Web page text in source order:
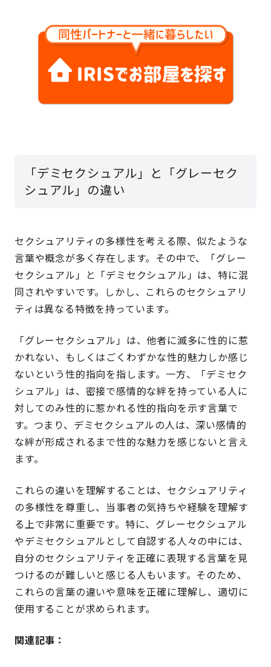
「デミセクシュアル」と「グレーセク
シュアル」の違い
セクシュアリティの多様性を考える際、似たような
言葉や概念が多く存在します。その中で、「グレー
セクシュアル」と「デミセクシュアル」は、特に混
同されやすいです。しかし、これらのセクシュアリ
ティは異なる特徴を持っています。
「グレーセクシュアル」は、他者に滅多に性的に惹
かれない、もしくはごくわずかな性的魅力しか感じ
ないという性的指向を指します。一方、「デミセク
シュアル」は、密接で感情的な絆を持っている人に
対してのみ性的に惹かれる性的指向を示す言葉で
す。つまり、デミセクシュアルの人は、深い感情的
な絆が形成されるまで性的な魅力を感じないと言え
ます。
これらの違いを理解することは、セクシュアリティ
の多様性を尊重し、当事者の気持ちや経験を理解す
る上で非常に重要です。特に、グレーセクシュアル
やデミセクシュアルとして自認する人々の中には、
自分のセクシュアリティを正確に表現する言葉を見
つけるのが難しいと感じる人もいます。そのため、
これらの言葉の違いや意味を正確に理解し、適切に
使用することが求められます。
関連記事：